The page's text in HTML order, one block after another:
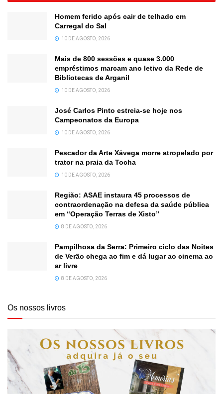
Homem ferido após cair de telhado em
Carregal do Sal
10 DE AGOSTO, 2026
Mais de 800 sessões e quase 3.000
empréstimos marcam ano letivo da Rede de
Bibliotecas de Arganil
10 DE AGOSTO, 2026
José Carlos Pinto estreia-se hoje nos
Campeonatos da Europa
10 DE AGOSTO, 2026
Pescador da Arte Xávega morre atropelado por
trator na praia da Tocha
10 DE AGOSTO, 2026
Região: ASAE instaura 45 processos de
contraordenação na defesa da saúde pública
em “Operação Terras de Xisto”
8 DE AGOSTO, 2026
Pampilhosa da Serra: Primeiro ciclo das Noites
de Verão chega ao fim e dá lugar ao cinema ao
ar livre
8 DE AGOSTO, 2026
Os nossos livros